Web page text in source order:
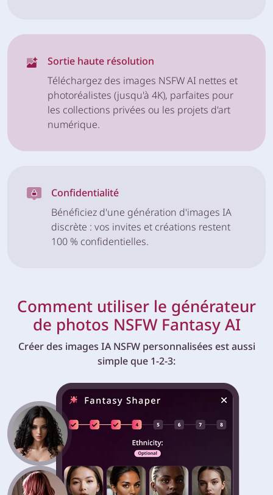
Sortie haute résolution
Téléchargez des images NSFW AI nettes et
photoréalistes (jusqu'à 4K), parfaites pour
les collections privées ou les projets d'art
numérique.
Confidentialité
Bénéficiez d'une génération d'images IA
discrète : vos invites et créations restent
100 % confidentielles.
Comment utiliser le générateur
de photos NSFW Fantasy AI
Créer des images IA NSFW personnalisées est aussi
simple que 1-2-3: